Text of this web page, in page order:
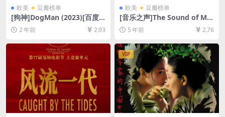
欧美 豆瓣榜单
[狗神]DogMan (2023)[百度
网盘+夸克网盘1080P超清未
删减资源][网盘在线播放/下
载][MP4/7.7GB][中英字幕]
2 年前 2.93
欧美 豆瓣榜单
[音乐之声]The Sound of Mu
sic (1965)[百度网盘+迅雷云
盘资源1080P超清未删减][MP
4/11GB][中英字幕]
5 年前 2.76
VIP